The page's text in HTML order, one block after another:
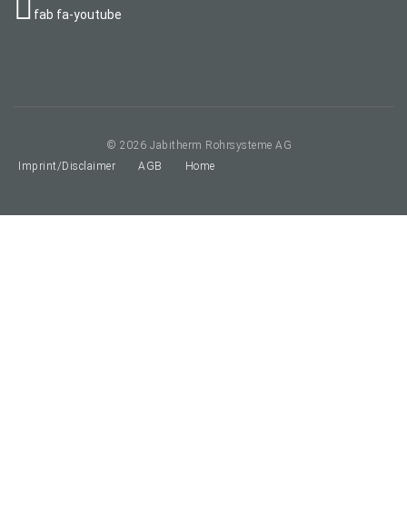
fab fa-youtube
© 2026 Jabitherm Rohrsysteme AG
Imprint/Disclaimer
AGB Home